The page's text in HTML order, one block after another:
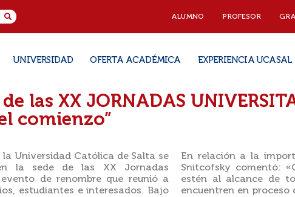
ALUMNO PROFESOR
UNIVERSIDAD OFERTA ACADÉMICA EXPERIENCIA UCASAL
las XX JORNADAS
comienzo”
Universidad Católica de Salta se
la sede de las XX Jornadas
de renombre que reunió a
estudiantes e interesados. Bajo
En relación a la
Snitcofsky comentó:
estén al alcance de
encuentren en proceso